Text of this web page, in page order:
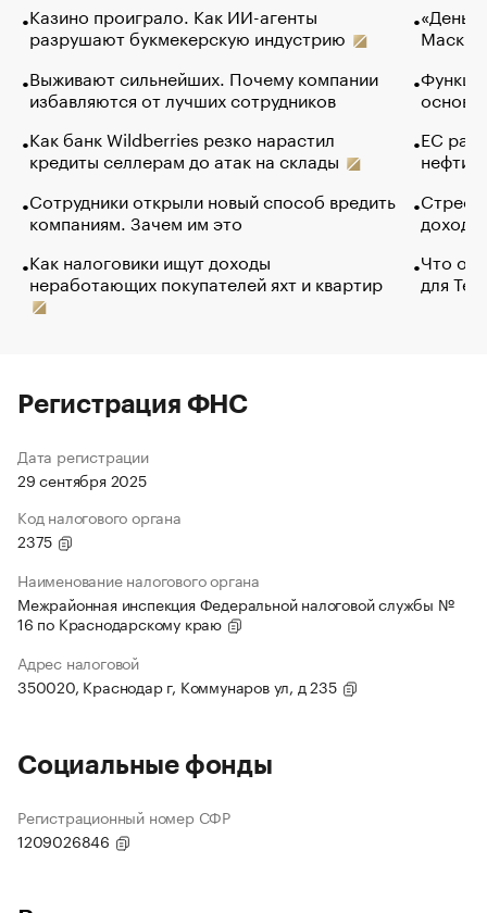
Казино проиграло. Как ИИ-агенты
разрушают букмекерскую индустрию
Выживают сильнейших. Почему компании
избавляются от лучших сотрудников
Как банк Wildberries резко нарастил
кредиты селлерам до атак на склады
Сотрудники открыли новый способ вредить
компаниям. Зачем им это
Как налоговики ищут доходы
неработающих покупателей яхт и квартир
Маск в
основ
ЕС
нефти
Что
для
Регистрация ФНС
Дата регистрации
29 сентября 2025
Код налогового органа
2375
Наименование налогового органа
Межрайонная инспекция Федеральной налоговой службы №
16 по Краснодарскому краю
Адрес налоговой
350020, Краснодар г, Коммунаров ул, д 235
Социальные фонды
Регистрационный номер СФР
1209026846